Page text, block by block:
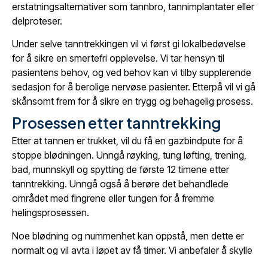
erstatningsalternativer som tannbro, tannimplantater eller
delproteser.
Under selve tanntrekkingen vil vi først gi lokalbedøvelse
for å sikre en smertefri opplevelse. Vi tar hensyn til
pasientens behov, og ved behov kan vi tilby supplerende
sedasjon for å berolige nervøse pasienter. Etterpå vil vi gå
skånsomt frem for å sikre en trygg og behagelig prosess.
Prosessen etter tanntrekking
Etter at tannen er trukket, vil du få en gazbindpute for å
stoppe blødningen. Unngå røyking, tung løfting, trening,
bad, munnskyll og spytting de første 12 timene etter
tanntrekking. Unngå også å berøre det behandlede
området med fingrene eller tungen for å fremme
helingsprosessen.
Noe blødning og nummenhet kan oppstå, men dette er
normalt og vil avta i løpet av få timer. Vi anbefaler å skylle